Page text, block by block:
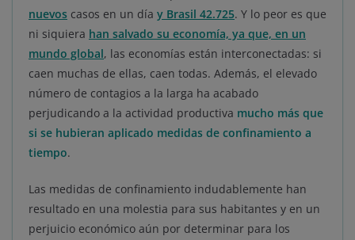
nuevos casos en un día y Brasil 42.725. Y lo peor es que
ni siquiera han salvado su economía, ya que, en un
mundo global, las economías están interconectadas: si
caen muchas de ellas, caen todas. Además, el elevado
número de contagios a la larga ha acabado
perjudicando a la actividad productiva mucho más que
si se hubieran aplicado medidas de confinamiento a
tiempo.
Las medidas de confinamiento indudablemente han
resultado en una molestia para sus habitantes y en un
perjuicio económico aún por determinar para los